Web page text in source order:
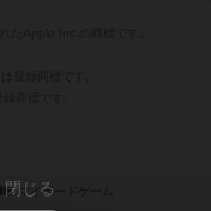
マイボードゲーム
閉じる